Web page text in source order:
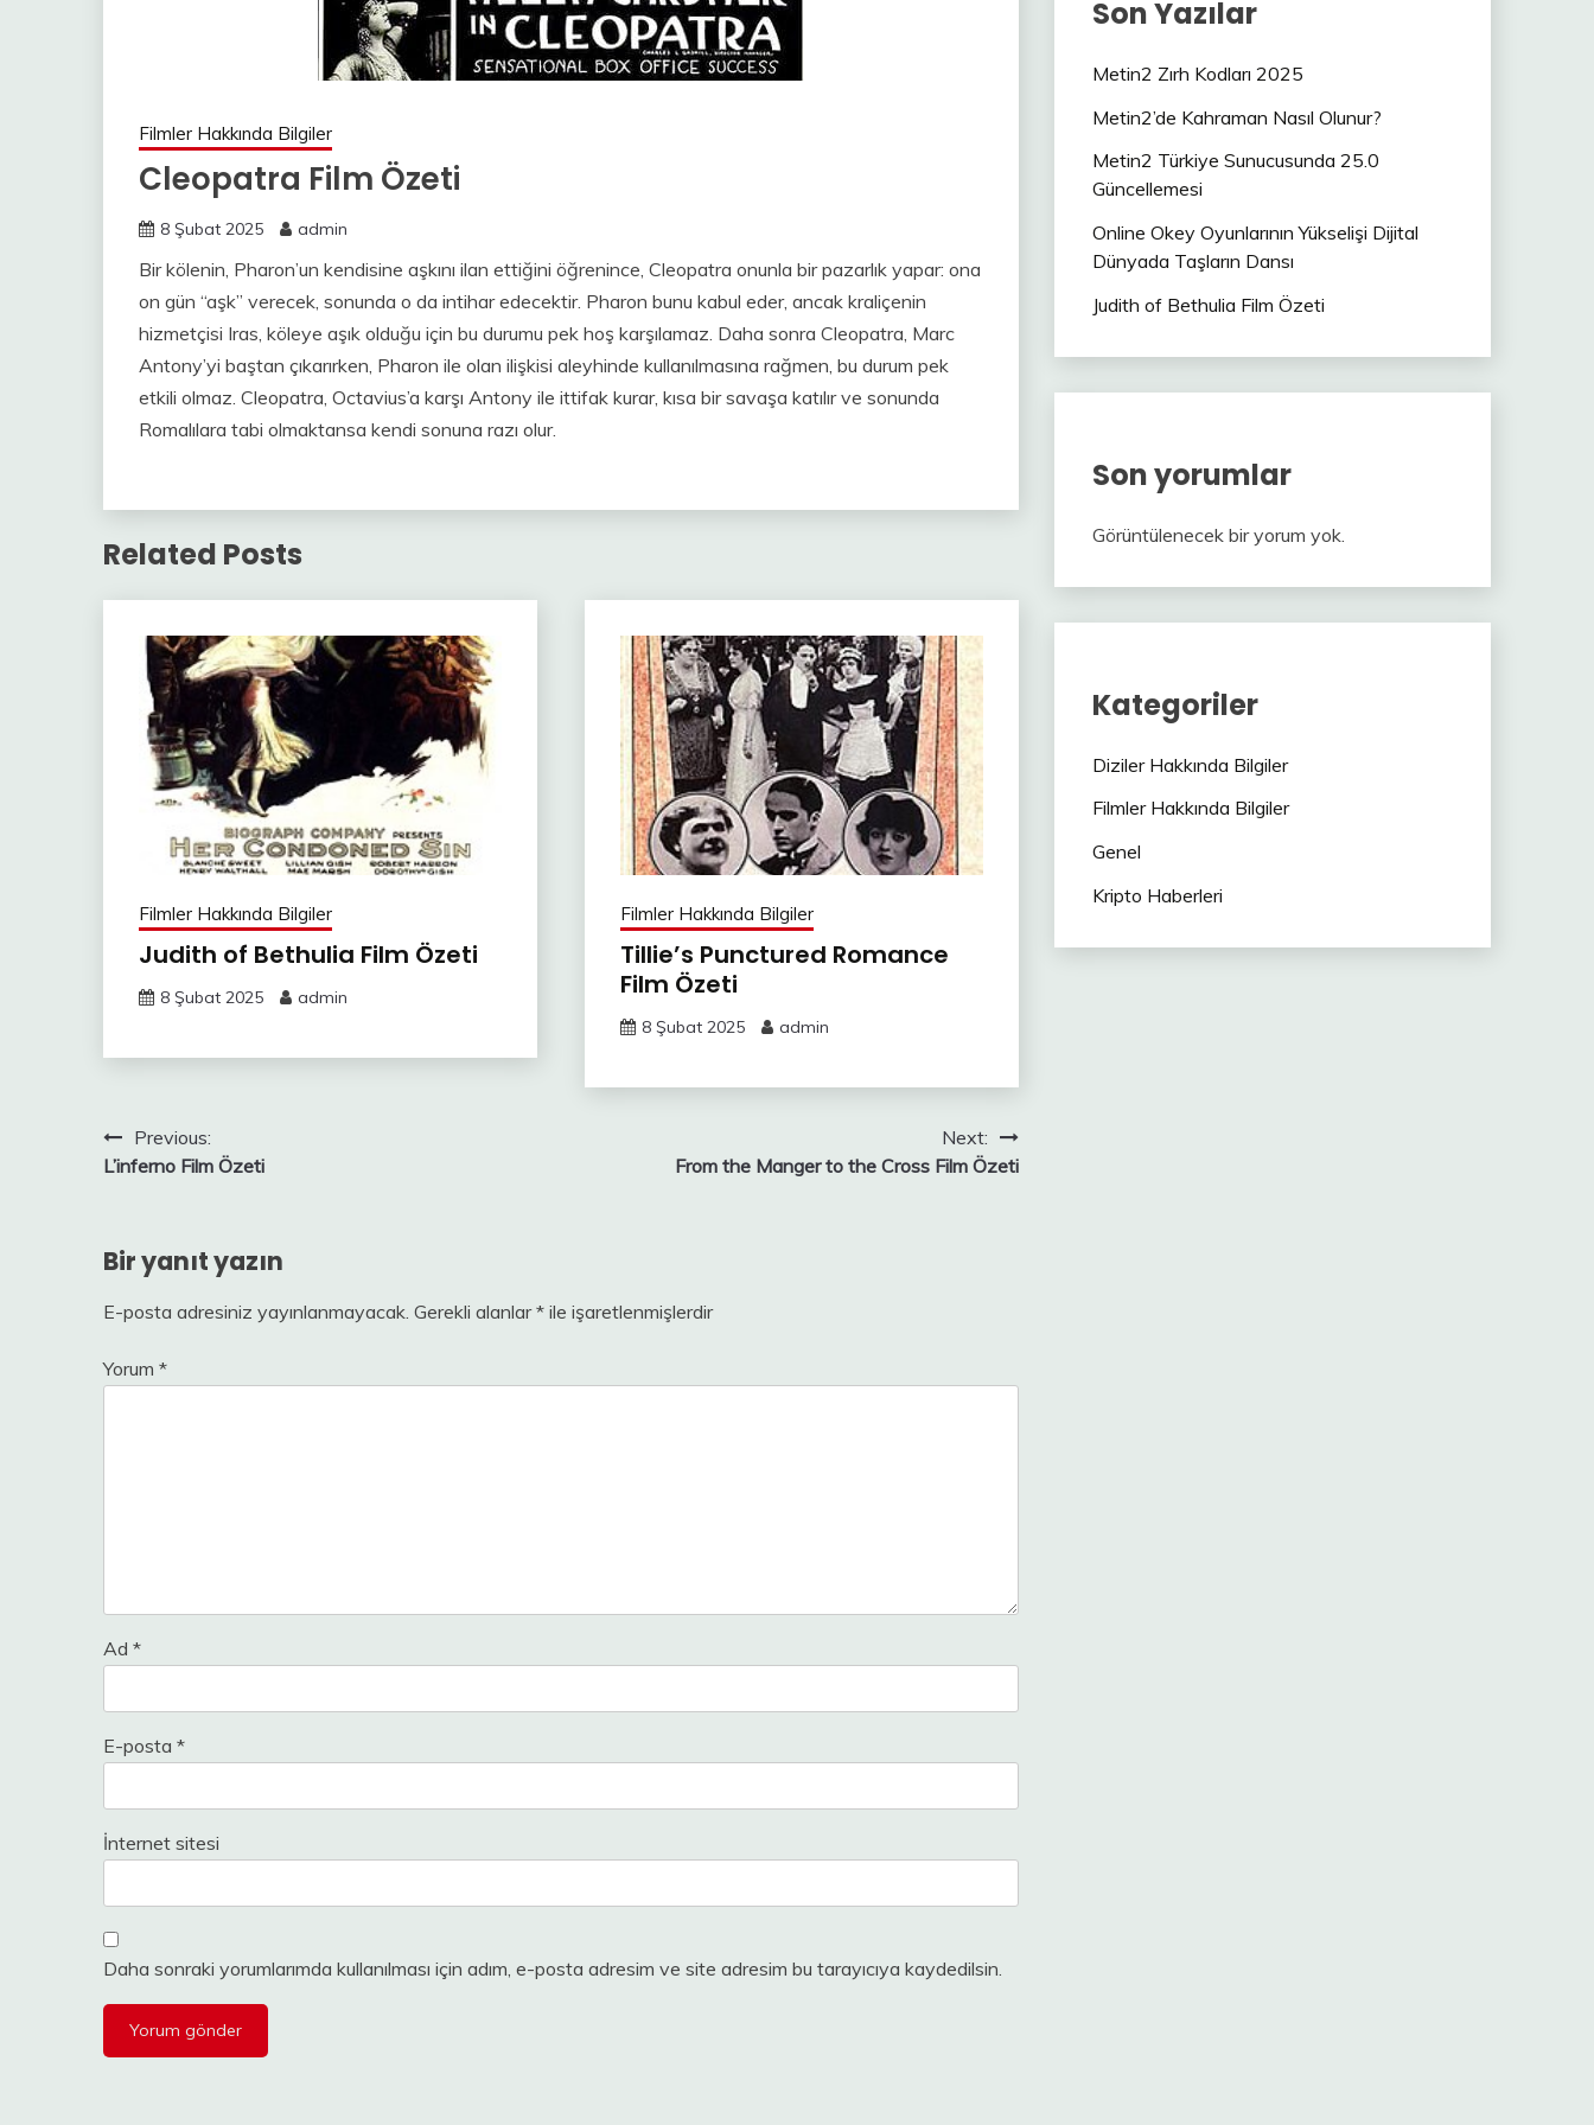
Filmler Hakkında Bilgiler
Cleopatra Film Özeti
8 Şubat 2025 admin
Bir kölenin, Pharon’un kendisine aşkını ilan ettiğini öğrenince, Cleopatra onunla bir pazarlık yapar: ona
on gün “aşk” verecek, sonunda o da intihar edecektir. Pharon bunu kabul eder, ancak kraliçenin
hizmetçisi Iras, köleye aşık olduğu için bu durumu pek hoş karşılamaz. Daha sonra Cleopatra, Marc
Antony’yi baştan çıkarırken, Pharon ile olan ilişkisi aleyhinde kullanılmasına rağmen, bu durum pek
etkili olmaz. Cleopatra, Octavius’a karşı Antony ile ittifak kurar, kısa bir savaşa katılır ve sonunda
Romalılara tabi olmaktansa kendi sonuna razı olur.
Related Posts
Filmler Hakkında Bilgiler
Judith of Bethulia Film Özeti
8 Şubat 2025 admin
Filmler Hakkında Bilgiler
Tillie’s Punctured Romance
Film Özeti
8 Şubat 2025 admin
Yazı
gezinmesi
Previous:
L’inferno Film Özeti
Next:
From the Manger to the Cross Film Özeti
Bir yanıt yazın
E-posta adresiniz yayınlanmayacak. Gerekli alanlar* ile işaretlenmişlerdir
Yorum *
Ad *
E-posta *
İnternet sitesi
Daha sonraki yorumlarımda kullanılması için adım, e-posta adresim ve site adresim bu tarayıcıya kaydedilsin.
Son Yazılar
Metin2 Zırh Kodları 2025
Metin2’de Kahraman Nasıl Olunur?
Metin2 Türkiye Sunucusunda 25.0
Güncellemesi
Online Okey Oyunlarının Yükselişi Dijital
Dünyada Taşların Dansı
Judith of Bethulia Film Özeti
Son yorumlar
Görüntülenecek bir yorum yok.
Kategoriler
Diziler Hakkında Bilgiler
Filmler Hakkında Bilgiler
Genel
Kripto Haberleri